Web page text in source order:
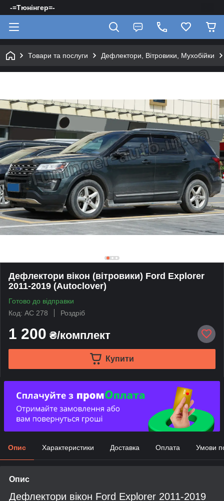
-=Тюнінгер=-
Товари та послуги Дефлектори, Вітровики, Мухобійки
Дефлектори вікон (вітровики) Ford Explorer
2011-2019 (Autoclover)
Готово до відправки
Код: AC 278
Роздріб
1 200 ₴/комплект
Купити
Опис Характеристики Доставка Оплата Умови
Опис
Дефлектори вікон Ford Explorer 2011-2019